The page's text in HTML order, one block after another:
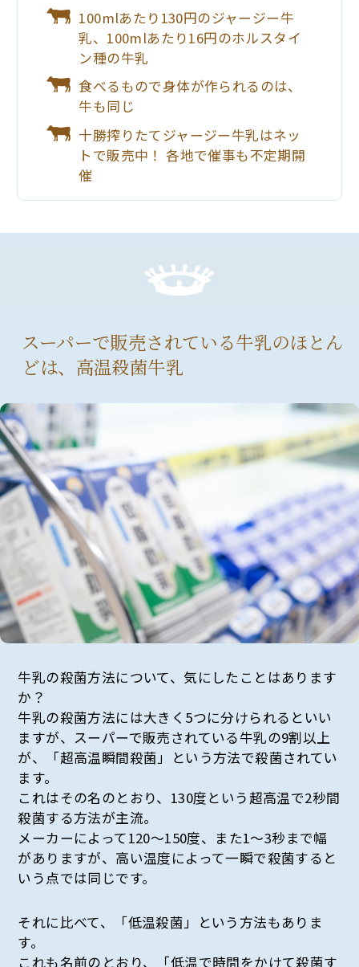
100mlあたり130円のジャージー牛
乳、100mlあたり16円のホルスタイ
ン種の牛乳
食べるもので身体が作られるのは、
牛も同じ
十勝搾りたてジャージー牛乳はネッ
トで販売中！ 各地で催事も不定期開
催
スーパーで販売されている牛乳のほとん
どは、高温殺菌牛乳
牛乳の殺菌方法について、気にしたことはあります
か？
牛乳の殺菌方法には大きく5つに分けられるといい
ますが、スーパーで販売されている牛乳の9割以上
が、「超高温瞬間殺菌」という方法で殺菌されてい
ます。
これはその名のとおり、130度という超高温で2秒間
殺菌する方法が主流。
メーカーによって120〜150度、また1〜3秒まで幅
がありますが、高い温度によって一瞬で殺菌すると
いう点では同じです。
それに比べて、「低温殺菌」という方法もありま
す。
これも名前のとおり、「低温で時間をかけて殺菌す